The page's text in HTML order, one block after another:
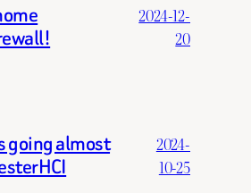
2024-12-
20
going almost
2024-
10-25